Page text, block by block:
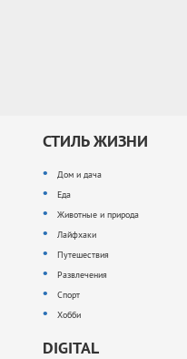
СТИЛЬ ЖИЗНИ
Дом и дача
Еда
Животные и природа
Лайфхаки
Путешествия
Развлечения
Спорт
Хобби
DIGITAL